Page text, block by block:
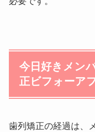
今日好きメン
正ビフォーア
歯列矯正の経過は、